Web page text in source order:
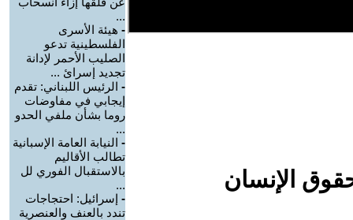
الإنسان
...
- هيئة الأسرى
الفلسطينية تدعو
الصليب الأحمر لإدانة
تجديد إسرائ ...
- الرئيس اللبناني: تقدم
إيجابي في مفاوضات
روما بشأن ملفي الحدو
...
- النيابة العامة الإسبانية
تطالب الأقاليم
بالاستقبال الفوري لل
...
- إسرائيل: احتجاجات
تندد بالعنف والعنصرية